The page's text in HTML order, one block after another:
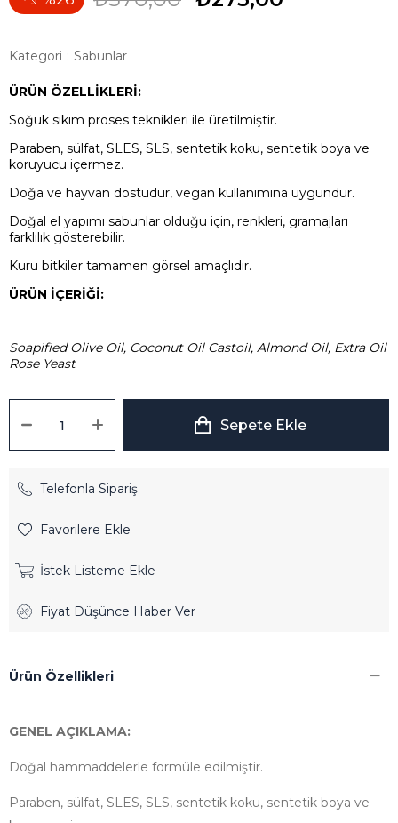
Kategori : Sabunlar
ÜRÜN ÖZELLİKLERİ:
Soğuk sıkım proses teknikleri ile üretilmiştir.
Paraben, sülfat, SLES, SLS, sentetik koku, sentetik boya ve
koruyucu içermez.
Doğa ve hayvan dostudur, vegan kullanımına uygundur.
Doğal el yapımı sabunlar olduğu için, renkleri, gramajları
farklılık gösterebilir.
Kuru bitkiler tamamen görsel amaçlıdır.
ÜRÜN İÇERİĞİ:
Soapified Olive Oil, Coconut Oil Castoil, Almond Oil, Extra Oil
Rose Yeast
Telefonla Sipariş
Favorilere Ekle
İstek Listeme Ekle
Fiyat Düşünce Haber Ver
Ürün Özellikleri
GENEL AÇIKLAMA:
Doğal hammaddelerle formüle edilmiştir.
Paraben, sülfat, SLES, SLS, sentetik koku, sentetik boya ve